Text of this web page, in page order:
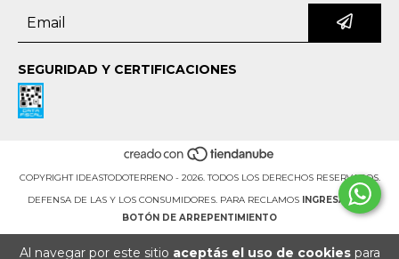
Al navegar por este sitio aceptás el uso de cookiespara
SEGURIDAD Y CERTIFICACIONES
COPYRIGHT IDEASTODOTERRENO - 2026. TODOS LOS DERECHOS RESERVADOS.
DEFENSA DE LAS Y LOS CONSUMIDORES. PARA RECLAMOS INGRESÁ ACÁ.
BOTÓN DE ARREPENTIMIENTO